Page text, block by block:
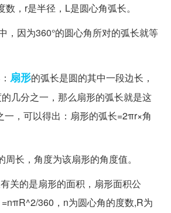
，r是半径，L是圆心角弧长。
，因为360°的圆心角所对的弧长就等
扇形的弧长是圆的其中一段边长，
几分之一，那么扇形的弧长就是这
一，可以得出：扇形的弧长=2πr×角
长，角度为该扇形的角度值。
关的是扇形的面积，扇形面积公
360，n为圆心角的度数,R为